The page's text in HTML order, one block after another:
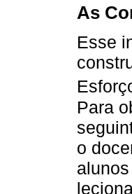
As
Esse
Para
o